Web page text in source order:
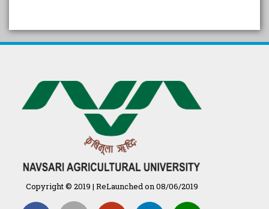
in Gujarati
દેશી ગાય આધારિત પ્રાકૃતિક ખેતી
गुणवत्ता युक्त कृषि-शिक्षा एक पहल" - भारतीय
कृषि अनुसंधान परिषद की 25वीं अखिल
भारतीय कृषि प्रवेश परीक्षा 2020
Copyright © 2019 | ReLaunched on 08/06/2019